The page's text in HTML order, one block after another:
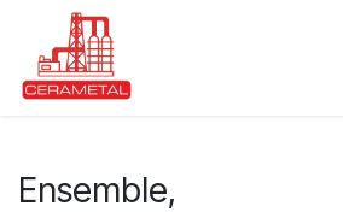
Se rendre au contenu
Ensemble,